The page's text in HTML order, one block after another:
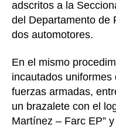
adscritos a la
del Departamento de
dos automotores.
En el mismo
incautados
fuerzas armadas,
un brazalete con el
Martínez – Farc EP”